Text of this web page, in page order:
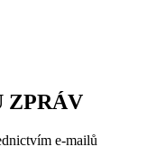
ZPRÁV
e-mailů